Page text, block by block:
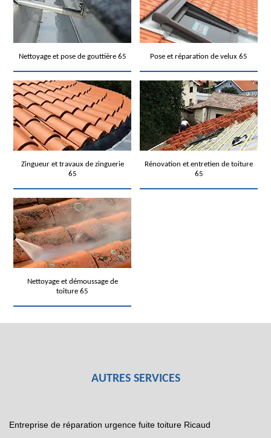
Nettoyage et pose de gouttière 65 Pose et réparation de velux 65
Zingueur et travaux de zinguerie
65
Rénovation et entretien de toiture
65
Nettoyage et démoussage de
toiture 65
AUTRES SERVICES
Entreprise de réparation urgence fuite toiture Ricaud